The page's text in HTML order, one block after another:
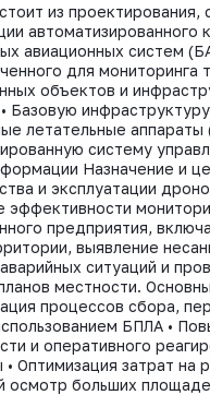
из проектирования,
автоматизированного
авиационных систем
для мониторинга
объектов и
Базовую
летательные аппараты
систему
Назначение и
и эксплуатации
эффективности
предприятия,
выявление
ситуаций и
местности.
процессов сбора,
БПЛА •
и оперативного
Оптимизация затрат на
осмотр больших
Телеграм
ВКонтакте